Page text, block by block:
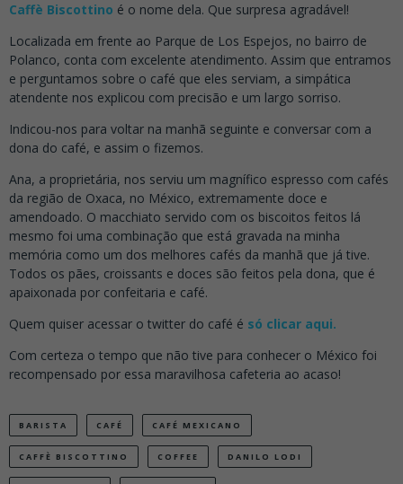
Caffè Biscottino é o nome dela. Que surpresa agradável!
Localizada em frente ao Parque de Los Espejos, no bairro de
Polanco, conta com excelente atendimento. Assim que entramos
e perguntamos sobre o café que eles serviam, a simpática
atendente nos explicou com precisão e um largo sorriso.
Indicou-nos para voltar na manhã seguinte e conversar com a
dona do café, e assim o fizemos.
Ana, a proprietária, nos serviu um magnífico espresso com cafés
da região de Oxaca, no México, extremamente doce e
amendoado. O macchiato servido com os biscoitos feitos lá
mesmo foi uma combinação que está gravada na minha
memória como um dos melhores cafés da manhã que já tive.
Todos os pães, croissants e doces são feitos pela dona, que é
apaixonada por confeitaria e café.
Quem quiser acessar o twitter do café é só clicar aqui.
Com certeza o tempo que não tive para conhecer o México foi
recompensado por essa maravilhosa cafeteria ao acaso!
BARISTA CAFÉ CAFÉ MEXICANO
CAFFÈ BISCOTTINO COFFEE DANILO LODI